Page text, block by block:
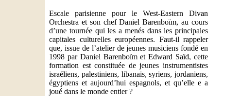
Escale parisienne pour le West-Eastern Divan
Orchestra et son chef Daniel Barenboïm, au cours
d’une tournée qui les a menés dans les principales
capitales culturelles européennes. Faut-il rappeler
que, issue de l’atelier de jeunes musiciens fondé en
1998 par Daniel Barenboïm et Edward Saïd, cette
formation est constituée de jeunes instrumentistes
israéliens, palestiniens, libanais, syriens, jordaniens,
égyptiens et aujourd’hui espagnols, et qu’elle e a
joué dans le monde entier ?